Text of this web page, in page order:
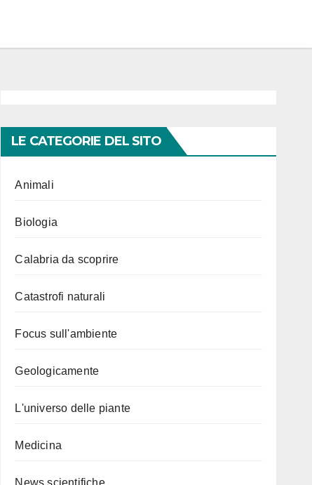
LE CATEGORIE DEL SITO
Animali
Biologia
Calabria da scoprire
Catastrofi naturali
Focus sull'ambiente
Geologicamente
L'universo delle piante
Medicina
News scientifiche